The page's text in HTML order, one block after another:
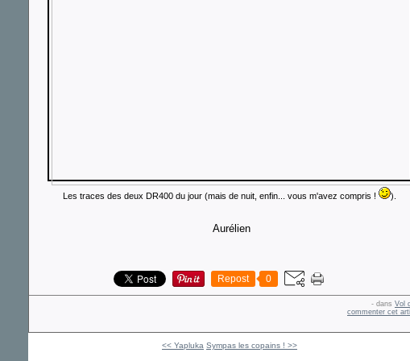
Les traces des deux DR400 du jour (mais de nuit, enfin... vous m'avez compris ! ).
Aurélien
Repost 0
- dans Vol
commenter cet
<< Yapluka Sympas les copains ! >>